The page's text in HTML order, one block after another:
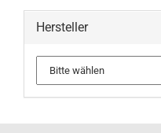
Hersteller